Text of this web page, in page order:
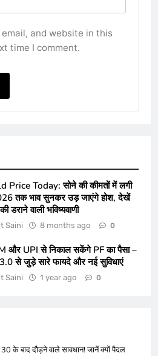
email, and website in this
time I comment.
Price Today: सोने की कीमतों में लगी
तक भाव सुनकर उड़ जाएंगे होश, देखें
डराने वाली भविष्यवाणी
Saini 8 months ago 0
और UPI से निकाल सकेंगे PF का पैसा –
से जुड़े सारे फायदे और नई सुविधाएं
Saini 1 year ago 0
30 के बाद दौड़ने वाले सावधान! जानें क्यों पैदल